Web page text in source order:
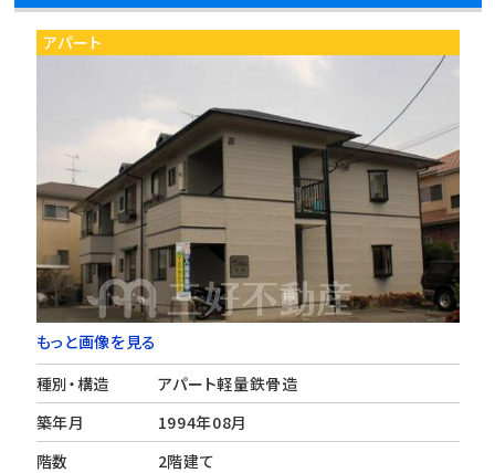
アパート
もっと画像を見る
種別・構造
アパート軽量鉄骨造
築年月
1994年08月
階数
2階建て